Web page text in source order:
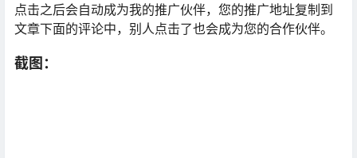
点击之后会自动成为我的推广伙伴，您的推广地址复制到
文章下面的评论中，别人点击了也会成为您的合作伙伴。
截图：